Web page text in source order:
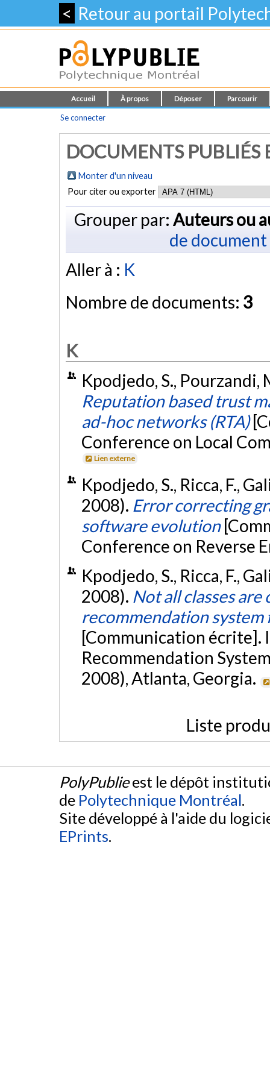
< Retour au portail
Accueil À propos Déposer Parcourir
Se connecter
DOCUMENTS PUBLIÉS
Monter d'un niveau
Pour citer ou exporter
Grouper par: Auteurs ou
de document
Aller à : K
Nombre de documents: 3
K
Kpodjedo, S., Pourzandi,
Reputation based trust
ad-hoc networks (RTA)
Conference on Local
Lien externe
Kpodjedo, S., Ricca, F.,
2008). Error correcting
software evolution
Conference on Reverse
Kpodjedo, S., Ricca, F.,
2008). Not all classes
recommendation
[Communication
Recommendation
2008), Atlanta, Georgia.
Liste
PolyPublieest le dépôt
de Polytechnique Montréal.
Site développé à l'aide du
EPrints.